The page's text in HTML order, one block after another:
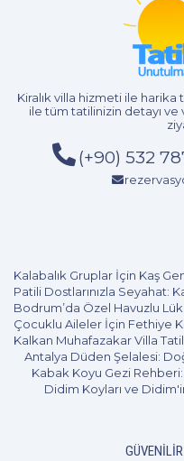
Kiralık villa hizmetiile harika
ile tüm tatilinizin detayı ve
(+90) 532
Kalabalık Gruplar İçin Kaş
Patili Dostlarınızla Seyahat:
Bodrum’da Özel Havuzlu
Çocuklu Aileler İçin Fethiye
Kalkan Muhafazakar Villa
Antalya Düden Şelalesi:
Kabak Koyu Gezi
Didim Koyları ve